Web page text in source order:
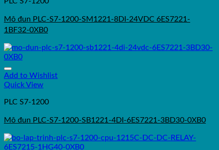
Mô đun PLC-S7-1200-SM1221-8DI-24VDC 6ES7221-
1BF32-0XB0
Add to Wishlist
Quick View
PLC S7-1200
Mô đun PLC-S7-1200-SB1221-4DI-6ES7221-3BD30-0XB0